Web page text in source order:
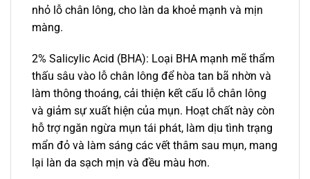
nhỏ lỗ chân lông, cho làn da khoẻ mạnh và mịn
màng.
2% Salicylic Acid (BHA): Loại BHA mạnh mẽ thẩm
thấu sâu vào lỗ chân lông để hòa tan bã nhờn và
làm thông thoáng, cải thiện kết cấu lỗ chân lông
và giảm sự xuất hiện của mụn. Hoạt chất này còn
hỗ trợ ngăn ngừa mụn tái phát, làm dịu tình trạng
mẩn đỏ và làm sáng các vết thâm sau mụn, mang
lại làn da sạch mịn và đều màu hơn.